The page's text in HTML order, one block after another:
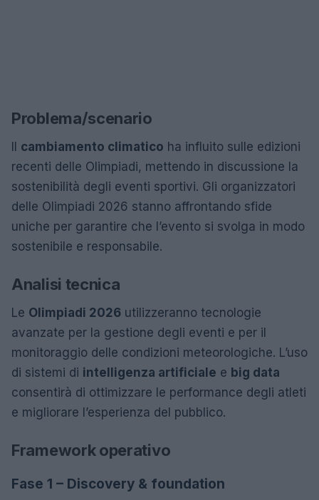
Problema/scenario
Il cambiamento climatico ha influito sulle edizioni
recenti delle Olimpiadi, mettendo in discussione la
sostenibilità degli eventi sportivi. Gli organizzatori
delle Olimpiadi 2026 stanno affrontando sfide
uniche per garantire che l’evento si svolga in modo
sostenibile e responsabile.
Analisi tecnica
Le Olimpiadi 2026 utilizzeranno tecnologie
avanzate per la gestione degli eventi e per il
monitoraggio delle condizioni meteorologiche. L’uso
di sistemi di intelligenza artificiale e big data
consentirà di ottimizzare le performance degli atleti
e migliorare l’esperienza del pubblico.
Framework operativo
Fase 1 – Discovery & foundation